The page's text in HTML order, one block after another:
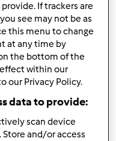
2 | Ultimo messaggio
: 26.03.2014
consegna si aggirano
If trackers are
see may not be as
this menu to change
at any time by
the bottom of the
effect within our
our Privacy Policy.
data to provide:
scan device
and/or access